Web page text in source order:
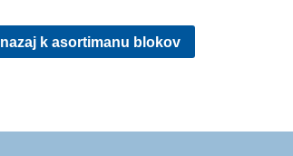
nazaj k asortimanu blokov